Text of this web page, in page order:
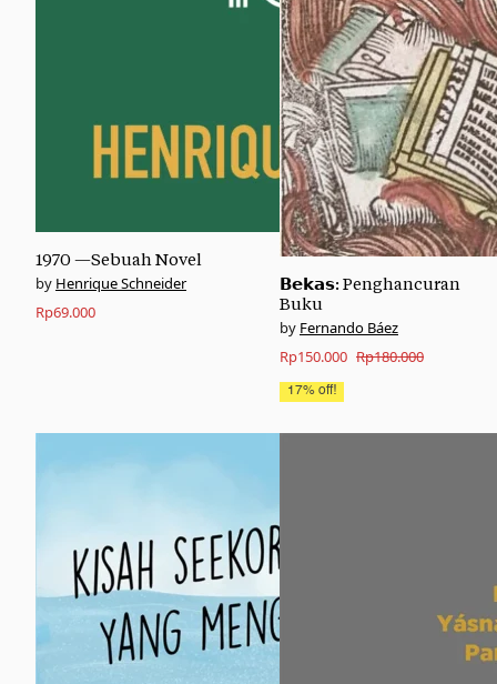
1970 —Sebuah Novel
Henrique Schneider
Rp69.000
𝗕𝗲𝗸𝗮𝘀: Penghancuran
Buku
Fernando Báez
Rp180.000
Original
price
Rp150.000
Current
price
17% off!